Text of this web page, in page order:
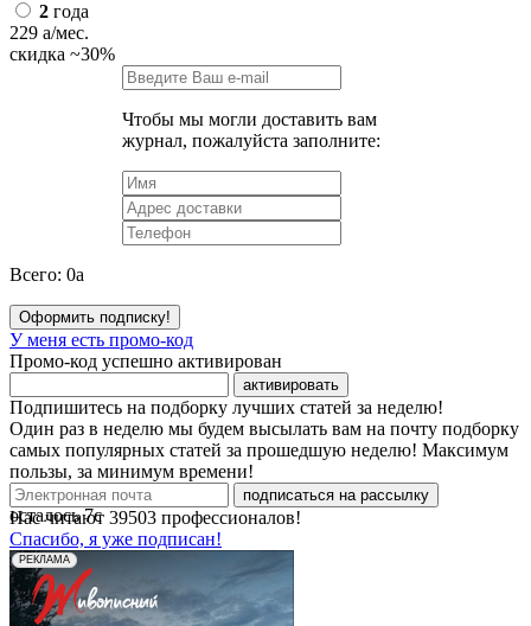
2 года
229 a/мес.
скидка ~30%
Чтобы мы могли доставить вам
журнал, пожалуйста заполните:
Всего: 0a
Оформить подписку!
У меня есть промо-код
Промо-код успешно активирован
активировать
Подпишитесь на подборку лучших статей за неделю!
Один раз в неделю мы будем высылать вам на почту подборку
самых популярных статей за прошедшую неделю! Максимум
пользы, за минимум времени!
подписаться на рассылку
Нас читают 39503 профессионалов!
Спасибо, я уже подписан!
осталось7с